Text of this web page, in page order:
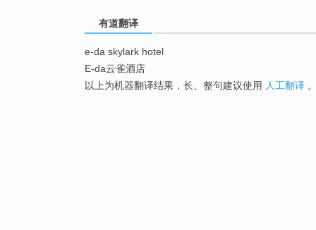
有道翻译
e-da skylark hotel
E-da云雀酒店
以上为机器翻译结果，长、整句建议使用 人工翻译